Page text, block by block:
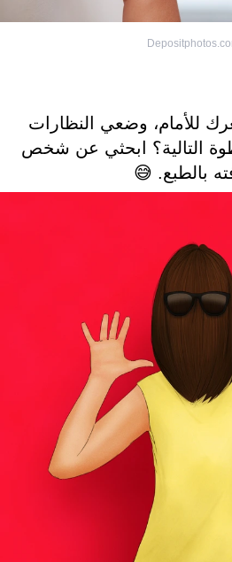
للأمام، وضعي النظارات
التالية؟ ابحثي عن شخص
بالطبع. 😅